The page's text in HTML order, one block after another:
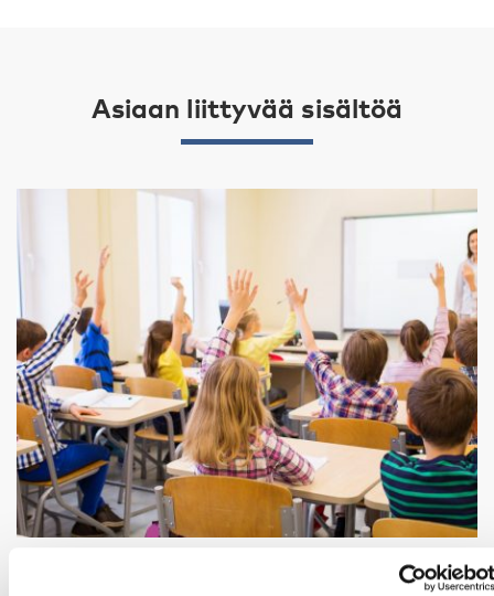
Asiaan liittyvää sisältöä